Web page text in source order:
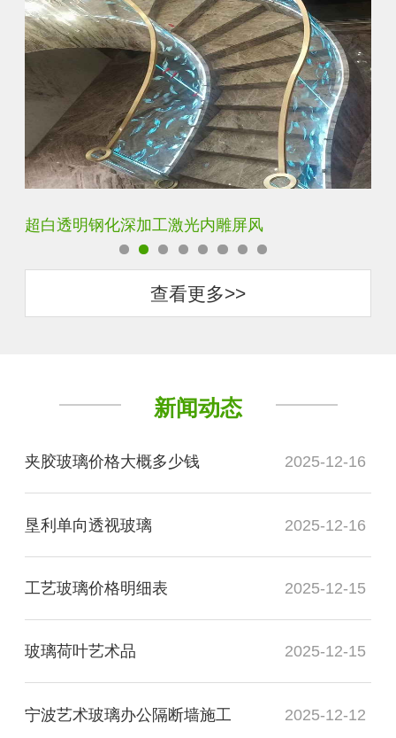
玄关水晶立体雕刻3D激光内雕玻璃
查看更多>>
新闻动态
夹胶玻璃价格大概多少钱 2025-12-16
垦利单向透视玻璃 2025-12-16
工艺玻璃价格明细表 2025-12-15
玻璃荷叶艺术品 2025-12-15
宁波艺术玻璃办公隔断墙施工 2025-12-12